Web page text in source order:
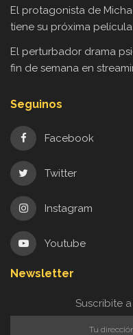
El protagonista de
tiene su próxima película
El perturbador drama
fin de semana en
Seguinos
Facebook
Twitter
Instagram
Youtube
Newsletter
Suscribite